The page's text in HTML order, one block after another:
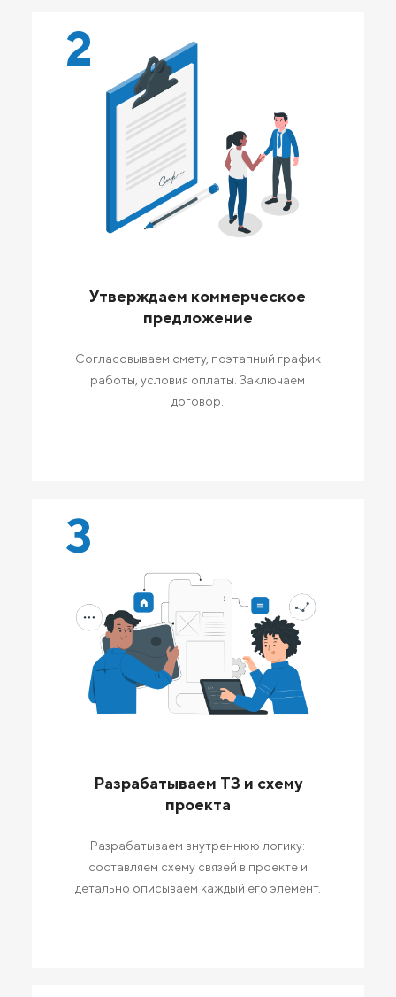
2
Утверждаем коммерческое
предложение
Согласовываем смету, поэтапный график
работы, условия оплаты. Заключаем
договор.
3
Разрабатываем ТЗ и схему
проекта
Разрабатываем внутреннюю логику:
составляем схему связей в проекте и
детально описываем каждый его элемент.